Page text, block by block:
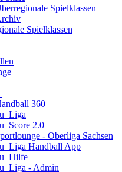
Spielklassen
Spielklassen
360
2.0
- Oberliga Sachsen
Handball App
- Admin